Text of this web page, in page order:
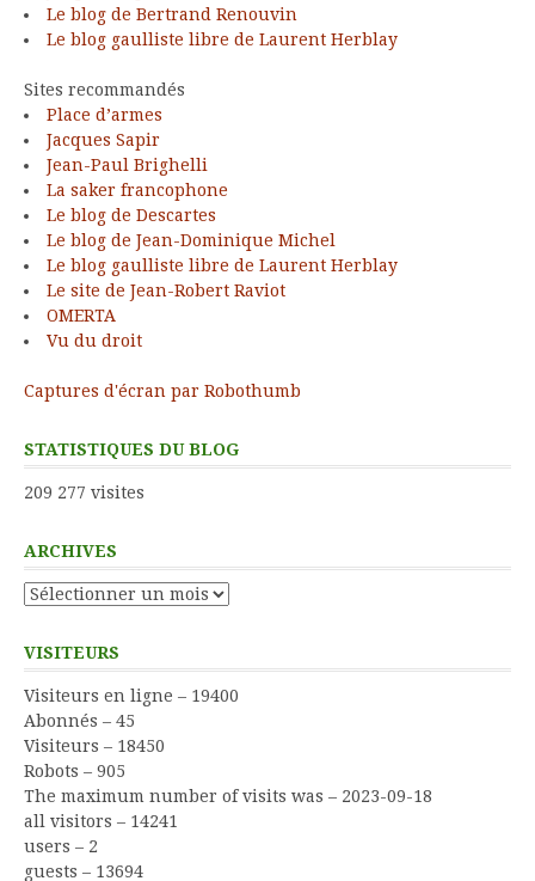
Le blog de Bertrand Renouvin
Le blog gaulliste libre de Laurent Herblay
Sites recommandés
Place d’armes
Jacques Sapir
Jean-Paul Brighelli
La saker francophone
Le blog de Descartes
Le blog de Jean-Dominique Michel
Le blog gaulliste libre de Laurent Herblay
Le site de Jean-Robert Raviot
OMERTA
Vu du droit
Captures d'écran par Robothumb
STATISTIQUES DU BLOG
209 277 visites
ARCHIVES
Archives
VISITEURS
Visiteurs en ligne – 19400
Abonnés – 45
Visiteurs – 18450
Robots – 905
The maximum number of visits was – 2023-09-18
all visitors – 14241
users – 2
guests – 13694